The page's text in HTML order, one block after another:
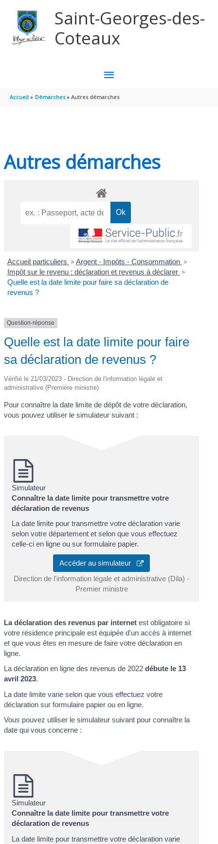
Saint-Georges-des-
Coteaux
MENU
PRINCIPAL
Accueil Démarches Autres démarches
Autres démarches
Accueil particuliers > Argent - Impôts - Consommation >
Impôt sur le revenu : déclaration et revenus à déclarer >
Quelle est la date limite pour faire sa déclaration de
revenus ?
Question-réponse
Quelle est la date limite pour faire
sa déclaration de revenus ?
Vérifié le 21/03/2023 - Direction de l'information légale et
administrative (Première ministre)
Pour connaître la date limite de dépôt de votre déclaration,
vous pouvez utiliser le simulateur suivant :
Simulateur
Connaître la date limite pour transmettre votre
déclaration de revenus
La date limite pour transmettre votre déclaration varie
selon votre département et selon que vous effectuez
celle-ci en ligne ou sur formulaire papier.
Accéder au simulateur
Direction de l'information légale et administrative (Dila) -
Premier ministre
La déclaration des revenus par internet est obligatoire si
votre résidence principale est équipée d'un accès à internet
et que vous êtes en mesure de faire votre déclaration en
ligne.
La déclaration en ligne des revenus de 2022débute le 13
avril 2023.
La date limite varie selon que vous effectuez votre
déclaration sur formulaire papier ou en ligne.
Vous pouvez utiliser le simulateur suivant pour connaître la
date qui vous concerne :
Simulateur
Connaître la date limite pour transmettre votre
déclaration de revenus
La date limite pour transmettre votre déclaration varie